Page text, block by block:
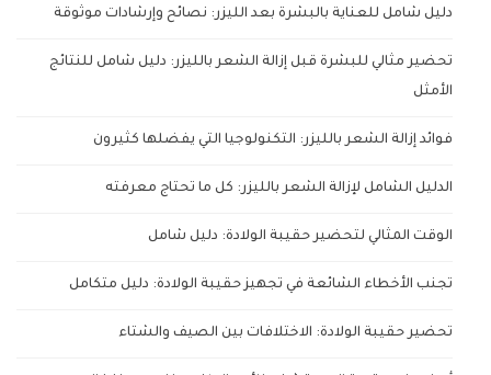
دليل شامل للعناية بالبشرة بعد الليزر: نصائح وإرشادات موثوقة
تحضير مثالي للبشرة قبل إزالة الشعر بالليزر: دليل شامل للنتائج
الأمثل
فوائد إزالة الشعر بالليزر: التكنولوجيا التي يفضلها كثيرون
الدليل الشامل لإزالة الشعر بالليزر: كل ما تحتاج معرفته
الوقت المثالي لتحضير حقيبة الولادة: دليل شامل
تجنب الأخطاء الشائعة في تجهيز حقيبة الولادة: دليل متكامل
تحضير حقيبة الولادة: الاختلافات بين الصيف والشتاء